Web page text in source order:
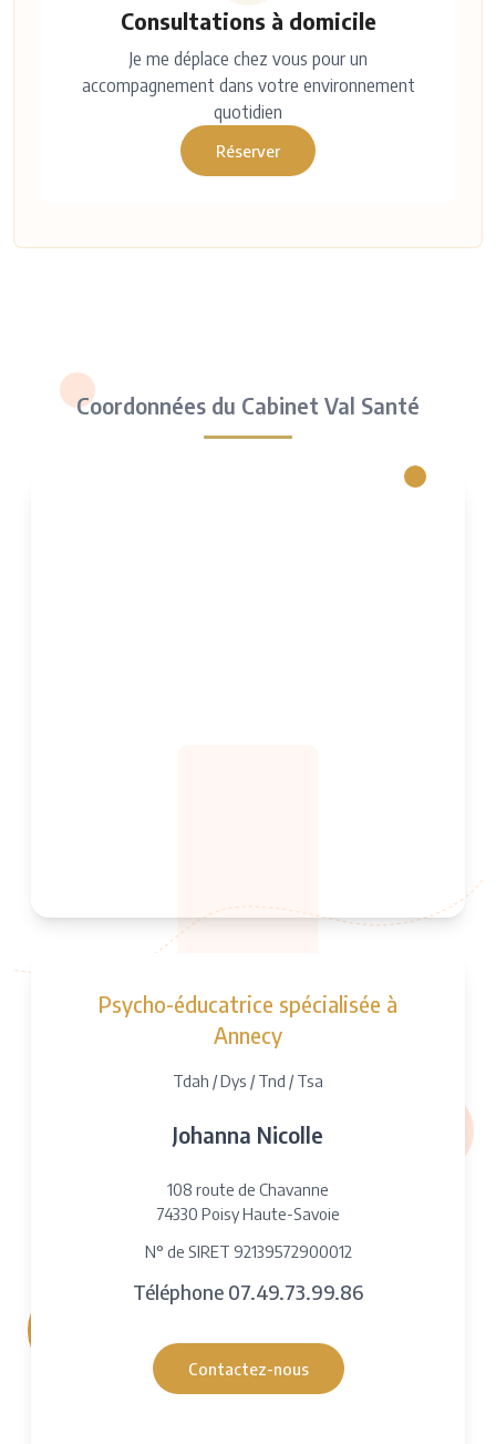
Consultations à domicile
Je me déplace chez vous pour un
accompagnement dans votre environnement
quotidien
Réserver
Coordonnées du Cabinet Val Santé
Psycho-éducatrice spécialisée à
Annecy
Tdah / Dys / Tnd / Tsa
Johanna Nicolle
108 route de Chavanne
74330 Poisy Haute-Savoie
N° de SIRET 92139572900012
Téléphone 07.49.73.99.86
Contactez-nous